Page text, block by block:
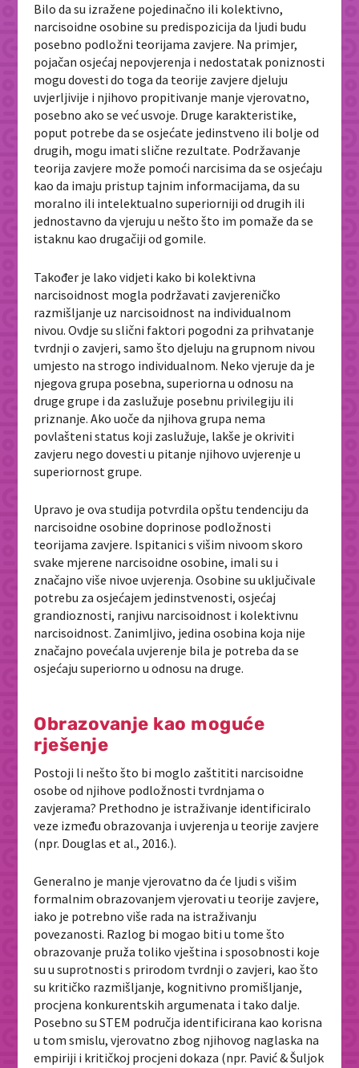
Bilo da su izražene pojedinačno ili kolektivno,
narcisoidne osobine su predispozicija da ljudi budu
posebno podložni teorijama zavjere. Na primjer,
pojačan osjećaj nepovjerenja i nedostatak poniznosti
mogu dovesti do toga da teorije zavjere djeluju
uvjerljivije i njihovo propitivanje manje vjerovatno,
posebno ako se već usvoje. Druge karakteristike,
poput potrebe da se osjećate jedinstveno ili bolje od
drugih, mogu imati slične rezultate. Podržavanje
teorija zavjere može pomoći narcisima da se osjećaju
kao da imaju pristup tajnim informacijama, da su
moralno ili intelektualno superiorniji od drugih ili
jednostavno da vjeruju u nešto što im pomaže da se
istaknu kao drugačiji od gomile.
Također je lako vidjeti kako bi kolektivna
narcisoidnost mogla podržavati zavjereničko
razmišljanje uz narcisoidnost na individualnom
nivou. Ovdje su slični faktori pogodni za prihvatanje
tvrdnji o zavjeri, samo što djeluju na grupnom nivou
umjesto na strogo individualnom. Neko vjeruje da je
njegova grupa posebna, superiorna u odnosu na
druge grupe i da zaslužuje posebnu privilegiju ili
priznanje. Ako uoče da njihova grupa nema
povlašteni status koji zaslužuje, lakše je okriviti
zavjeru nego dovesti u pitanje njihovo uvjerenje u
superiornost grupe.
Upravo je ova studija potvrdila opštu tendenciju da
narcisoidne osobine doprinose podložnosti
teorijama zavjere. Ispitanici s višim nivoom skoro
svake mjerene narcisoidne osobine, imali su i
značajno više nivoe uvjerenja. Osobine su uključivale
potrebu za osjećajem jedinstvenosti, osjećaj
grandioznosti, ranjivu narcisoidnost i kolektivnu
narcisoidnost. Zanimljivo, jedina osobina koja nije
značajno povećala uvjerenje bila je potreba da se
osjećaju superiorno u odnosu na druge.
Obrazovanje kao moguće
rješenje
Postoji li nešto što bi moglo zaštititi narcisoidne
osobe od njihove podložnosti tvrdnjama o
zavjerama? Prethodno je istraživanje identificiralo
veze između obrazovanja i uvjerenja u teorije zavjere
(npr. Douglas et al., 2016.).
Generalno je manje vjerovatno da će ljudi s višim
formalnim obrazovanjem vjerovati u teorije zavjere,
iako je potrebno više rada na istraživanju
povezanosti. Razlog bi mogao biti u tome što
obrazovanje pruža toliko vještina i sposobnosti koje
su u suprotnosti s prirodom tvrdnji o zavjeri, kao što
su kritičko razmišljanje, kognitivno promišljanje,
procjena konkurentskih argumenata i tako dalje.
Posebno su STEM područja identificirana kao korisna
u tom smislu, vjerovatno zbog njihovog naglaska na
empiriji i kritičkoj procjeni dokaza (npr. Pavić & Šuljok